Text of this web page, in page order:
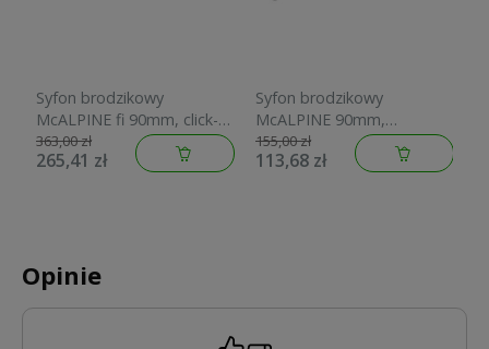
Syfon brodzikowy
McALPINE fi 90mm, click-
clack, czyszczony od góry,
wys.85mm, chrom HC27-
363,00 zł
265,41 zł
Syfon brodzikowy
McALPINE 90mm,
H=60mm, czyszczony od
góry, chrom HC2730LCPN-
155,00 zł
113,68 zł
Opinie